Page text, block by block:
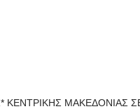
ΚΕΝΤΡΙΚΗΣ ΜΑΚΕΔΟΝΙΑΣ